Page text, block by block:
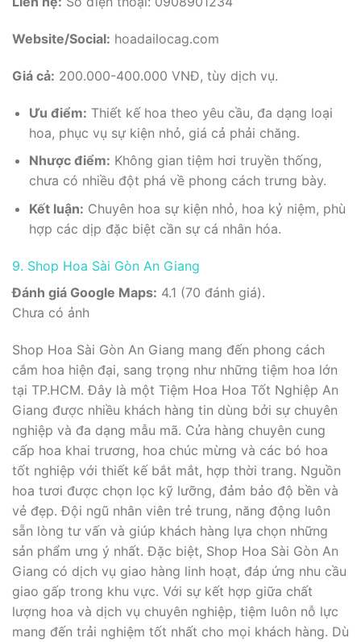
Website/Social: hoadailocag.com
Giá cả: 200.000-400.000 VNĐ, tùy dịch vụ.
Ưu điểm: Thiết kế hoa theo yêu cầu, đa dạng loại
hoa, phục vụ sự kiện nhỏ, giá cả phải chăng.
Nhược điểm: Không gian tiệm hơi truyền thống,
chưa có nhiều đột phá về phong cách trưng bày.
Kết luận: Chuyên hoa sự kiện nhỏ, hoa kỷ niệm, phù
hợp các dịp đặc biệt cần sự cá nhân hóa.
9. Shop Hoa Sài Gòn An Giang
Đánh giá Google Maps: 4.1 (70 đánh giá).
Chưa có ảnh
Shop Hoa Sài Gòn An Giang mang đến phong cách
cắm hoa hiện đại, sang trọng như những tiệm hoa lớn
tại TP.HCM. Đây là một Tiệm Hoa Hoa Tốt Nghiệp An
Giang được nhiều khách hàng tin dùng bởi sự chuyên
nghiệp và đa dạng mẫu mã. Cửa hàng chuyên cung
cấp hoa khai trương, hoa chúc mừng và các bó hoa
tốt nghiệp với thiết kế bắt mắt, hợp thời trang. Nguồn
hoa tươi được chọn lọc kỹ lưỡng, đảm bảo độ bền và
vẻ đẹp. Đội ngũ nhân viên trẻ trung, năng động luôn
sẵn lòng tư vấn và giúp khách hàng lựa chọn những
sản phẩm ưng ý nhất. Đặc biệt, Shop Hoa Sài Gòn An
Giang có dịch vụ giao hàng linh hoạt, đáp ứng nhu cầu
giao gấp trong khu vực. Với sự kết hợp giữa chất
lượng hoa và dịch vụ chuyên nghiệp, tiệm luôn nỗ lực
mang đến trải nghiệm tốt nhất cho mọi khách hàng. Dù